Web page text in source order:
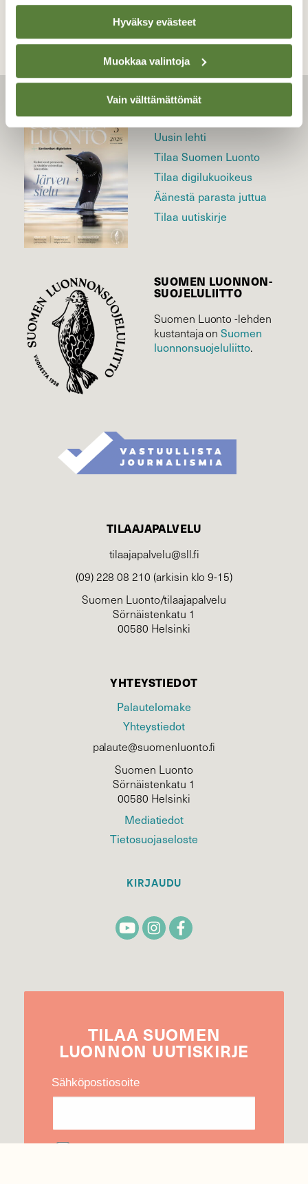
Hyväksy evästeet
Muokkaa valintoja
Vain välttämättömät
Uusin lehti
Tilaa Suomen Luonto
Tilaa digilukuoikeus
Äänestä parasta juttua
Tilaa uutiskirje
SUOMEN LUONNON­
SUOJELU­LIITTO
Suomen Luonto -lehden
kustantaja onSuomen
luonnonsuojelu­liitto.
TILAAJAPALVELU
tilaajapalvelu@sll.fi
(09) 228 08 210 (arkisin klo 9-15)
Suomen Luonto/tilaajapalvelu
Sörnäistenkatu 1
00580 Helsinki
YHTEYSTIEDOT
Palautelomake
Yhteystiedot
palaute@suomenluonto.fi
Suomen Luonto
Sörnäistenkatu 1
00580 Helsinki
Mediatiedot
Tietosuojaseloste
KIRJAUDU
TILAA SUOMEN
LUONNON UUTIS­KIRJE
Sähköpostiosoite